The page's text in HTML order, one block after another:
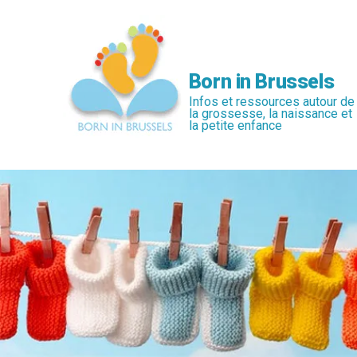
Born in Brussels
Infos et ressources autour de
la grossesse, la naissance et
la petite enfance